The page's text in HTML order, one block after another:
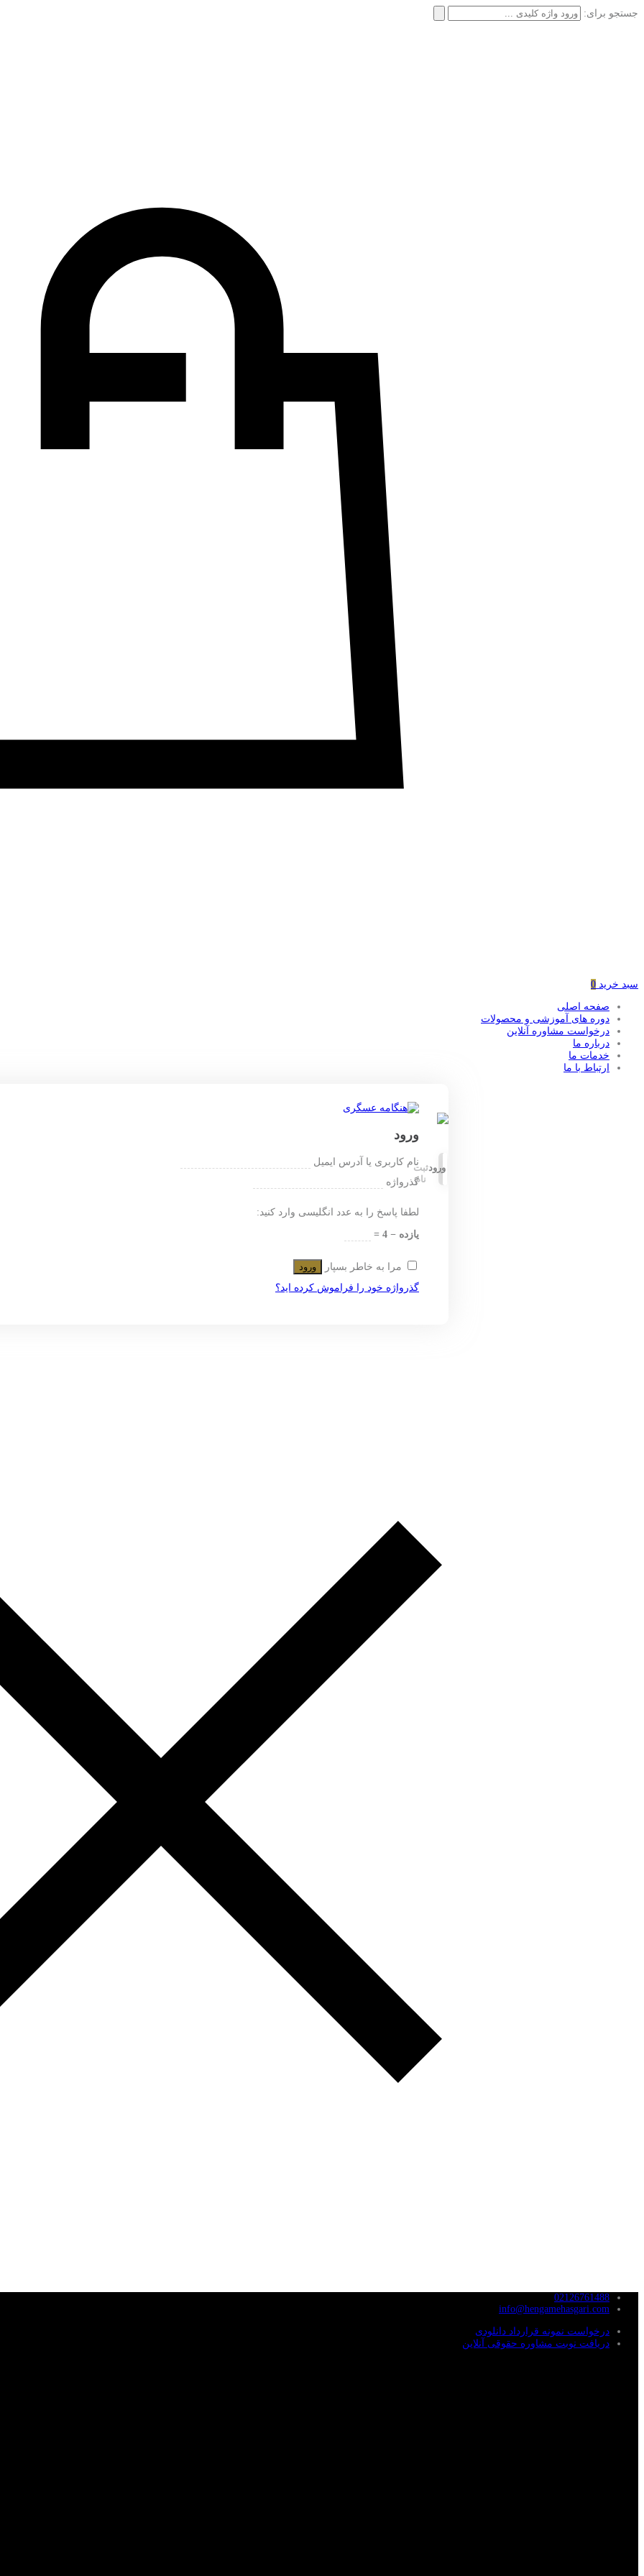
جستجو برای:
سبد خرید 0
صفحه اصلی
دوره های آموزشی و محصولات
درخواست مشاوره آنلاین
درباره ما
خدمات ما
ارتباط با ما
ورودثبت
نام
ورود
نام کاربری یا آدرس ایمیل
گذرواژه
لطفا پاسخ را به عدد انگلیسی وارد کنید:
یازده − 4 =
مرا به خاطر بسپار
ورود
گذرواژه خود را فراموش کرده اید؟
02126761488
info@hengamehasgari.com
درخواست نمونه قرارداد دانلودی
دریافت نوبت مشاوره حقوقی آنلاین